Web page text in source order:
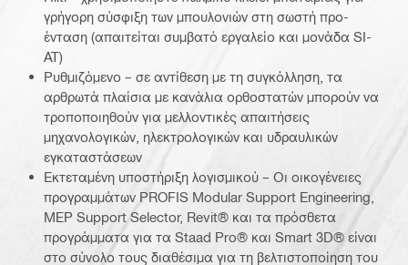
γρήγορη σύσφιξη των μπουλονιών στη σωστή προ-
ένταση (απαιτείται συμβατό εργαλείο και μονάδα SI-
AT)
Ρυθμιζόμενο – σε αντίθεση με τη συγκόλληση, τα
αρθρωτά πλαίσια με κανάλια ορθοστατών μπορούν να
τροποποιηθούν για μελλοντικές απαιτήσεις
μηχανολογικών, ηλεκτρολογικών και υδραυλικών
εγκαταστάσεων
Εκτεταμένη υποστήριξη λογισμικού – Οι οικογένειες
προγραμμάτων PROFIS Modular Support Engineering,
MEP Support Selector, Revit® και τα πρόσθετα
προγράμματα για τα Staad Pro® και Smart 3D® είναι
στο σύνολο τους διαθέσιμα για τη βελτιστοποίηση του